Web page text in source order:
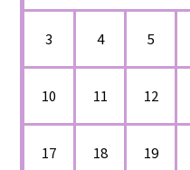
3 4 5
10 11 12
17 18 19